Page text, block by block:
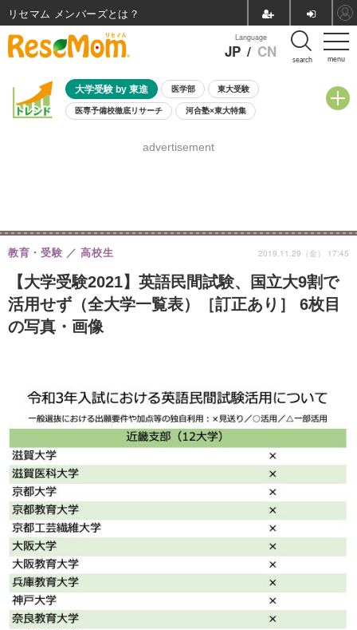
menu
Language
JP / CN search
大学受験 by 東進 医学部 東大受験
医専予備校徹底リサーチ 河合塾×東大特集
8月開催学校説明会・相談会
advertisement
【大学受験2021】英語民間試験、国立大9割で
活用せず（全大学一覧表）［訂正あり］ 6枚目
の写真・画像
教育・受験 高校生 2019.11.29（金） 17:45
リセマム メンバーズ